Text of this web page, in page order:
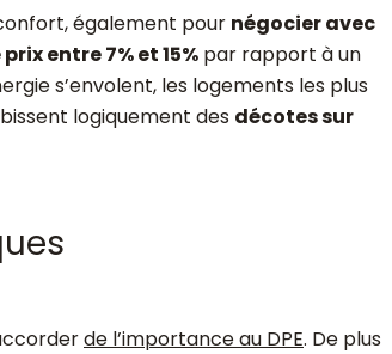
également pour négocier avec
entre 7% et 15% par rapport à un
s’envolent, les logements les plus
logiquement des décotes sur
de l’importance au DPE. De plus